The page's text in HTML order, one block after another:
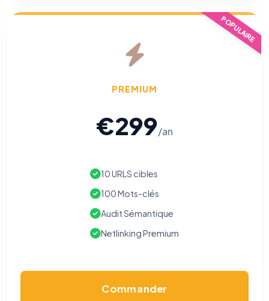
POPULAIRE
PREMIUM
€299/an
10 URLS cibles
100 Mots-clés
Audit Sémantique
Netlinking Premium
Commander